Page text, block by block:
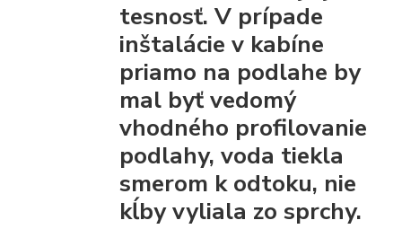
tesnosť. V prípade
inštalácie v kabíne
priamo na podlahe by
mal byť vedomý
vhodného profilovanie
podlahy, voda tiekla
smerom k odtoku, nie
kĺby vyliala zo sprchy.